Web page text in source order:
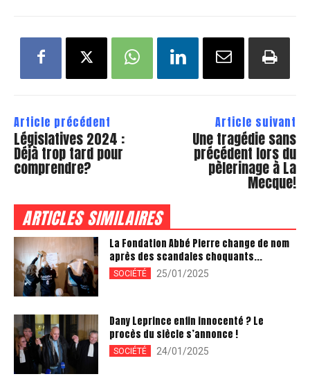
Article précédent
Législatives 2024 :
Déjà trop tard pour
comprendre?
Article suivant
Une tragédie sans
précédent lors du
pèlerinage à La
Mecque!
ARTICLES SIMILAIRES
La Fondation Abbé Pierre change de nom
après des scandales choquants...
SOCIÉTÉ 25/01/2025
Dany Leprince enfin innocenté ? Le
procès du siècle s’annonce !
SOCIÉTÉ 24/01/2025